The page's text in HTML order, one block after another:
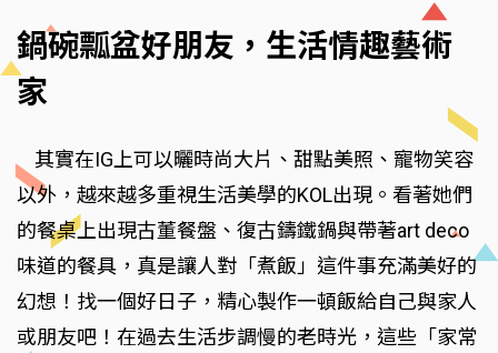
鍋碗瓢盆好朋友，生活情趣藝術
家
其實在IG上可以曬時尚大片、甜點美照、寵物笑容
以外，越來越多重視生活美學的KOL出現。看著她們
的餐桌上出現古董餐盤、復古鑄鐵鍋與帶著art deco
味道的餐具，真是讓人對「煮飯」這件事充滿美好的
幻想！找一個好日子，精心製作一頓飯給自己與家人
或朋友吧！在過去生活步調慢的老時光，這些「家常